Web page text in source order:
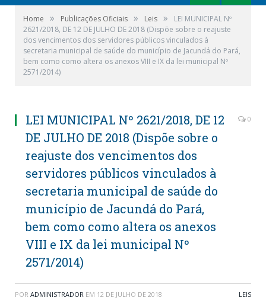
Home » Publicações Oficiais » Leis »
LEI MUNICIPAL Nº
2621/2018, DE 12 DE JULHO DE 2018 (Dispõe sobre o reajuste
dos vencimentos dos servidores públicos vinculados à
secretaria municipal de saúde do município de Jacundá do Pará,
bem como como altera os anexos VIII e IX da lei municipal Nº
2571/2014)
LEI MUNICIPAL Nº 2621/2018, DE 12
DE JULHO DE 2018 (Dispõe sobre o
reajuste dos vencimentos dos
servidores públicos vinculados à
secretaria municipal de saúde do
município de Jacundá do Pará,
bem como como altera os anexos
VIII e IX da lei municipal Nº
2571/2014)
0
POR ADMINISTRADOR EM 12 DE JULHO DE 2018 LEIS